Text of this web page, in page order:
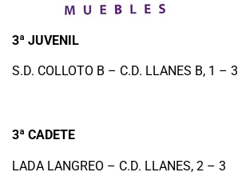
3ª JUVENIL
S.D. COLLOTO B – C.D. LLANES B, 1 – 3
3ª CADETE
LADA LANGREO – C.D. LLANES, 2 – 3